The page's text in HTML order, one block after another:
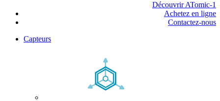
Découvrir ATomic-1
Achetez en ligne
Contactez-nous
Capteurs